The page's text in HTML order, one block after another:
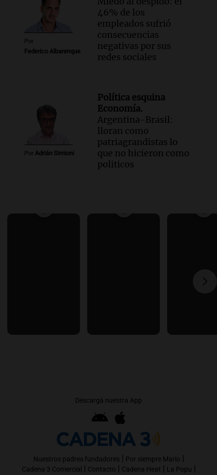
Por
Federico Albarenque
46% de los
empleados sufrió
consecuencias
negativas por sus
redes sociales
Por Adrián Simioni
Política esquina
Economía.
Argentina-Brasil:
lloran como
patriagrandistas lo
que no hicieron como
politicos
Descargá nuestra App
Nuestros padres fundadores | Por siempre Mario |
Cadena 3 Comercial | Contacto | Cadena Heat | La Popu |